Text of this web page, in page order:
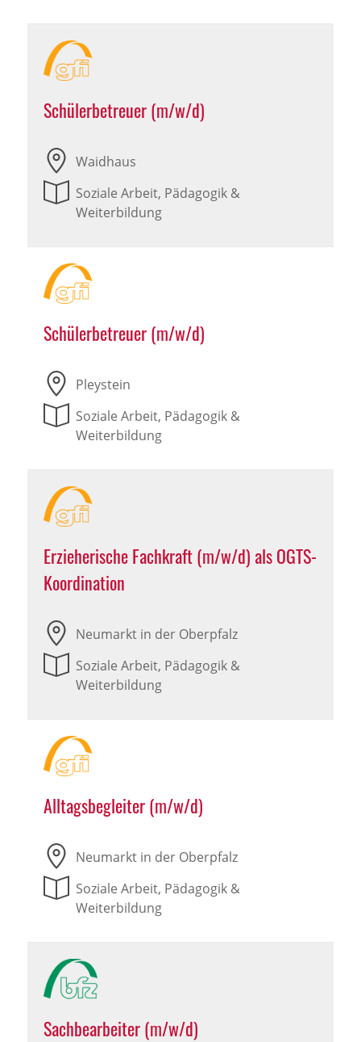
Schülerbetreuer (m/w/d)
Waidhaus
Soziale Arbeit, Pädagogik &
Weiterbildung
Schülerbetreuer (m/w/d)
Pleystein
Soziale Arbeit, Pädagogik &
Weiterbildung
Erzieherische Fachkraft (m/w/d) als OGTS-
Koordination
Neumarkt in der Oberpfalz
Soziale Arbeit, Pädagogik &
Weiterbildung
Alltagsbegleiter (m/w/d)
Neumarkt in der Oberpfalz
Soziale Arbeit, Pädagogik &
Weiterbildung
Sachbearbeiter (m/w/d)